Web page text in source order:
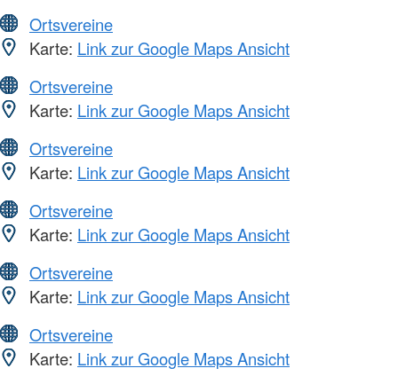
Ortsvereine
Karte: Link zur Google Maps Ansicht
Ortsvereine
Karte: Link zur Google Maps Ansicht
Ortsvereine
Karte: Link zur Google Maps Ansicht
Ortsvereine
Karte: Link zur Google Maps Ansicht
Ortsvereine
Karte: Link zur Google Maps Ansicht
Ortsvereine
Karte: Link zur Google Maps Ansicht